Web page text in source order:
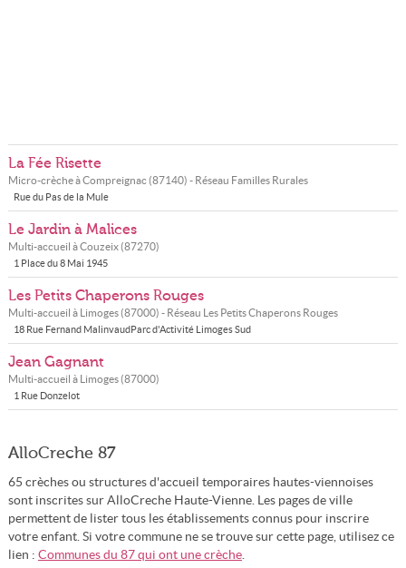
La Fée Risette
Micro-crèche àCompreignac(87140) - Réseau Familles Rurales
Rue du Pas de la Mule
Le Jardin à Malices
Multi-accueil àCouzeix(87270)
1 Place du 8 Mai 1945
Les Petits Chaperons Rouges
Multi-accueil à Limoges(87000) - Réseau Les Petits Chaperons Rouges
18 Rue Fernand MalinvaudParc d'Activité Limoges Sud
Jean Gagnant
Multi-accueil à Limoges(87000)
1 Rue Donzelot
AlloCreche 87
65 crèches ou structures d'accueil temporaires hautes-viennoises
sont inscrites sur AlloCreche Haute-Vienne. Les pages de ville
permettent de lister tous les établissements connus pour inscrire
votre enfant. Si votre commune ne se trouve sur cette page, utilisez ce
lien : Communes du 87 qui ont une crèche.